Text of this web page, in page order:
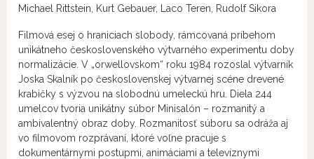
Michael Rittstein, Kurt Gebauer, Laco Teren, Rudolf Sikora
Filmová esej o hraniciach slobody, rámcovaná príbehom
unikátneho československého výtvarného experimentu doby
normalizácie. V „orwellovskom“ roku 1984 rozoslal výtvarník
Joska Skalník po československej výtvarnej scéne drevené
krabičky s výzvou na slobodnú umeleckú hru. Diela 244
umelcov tvoria unikátny súbor Minisalón – rozmanitý a
ambivalentný obraz doby. Rozmanitosť súboru sa odráža aj
vo filmovom rozprávaní, ktoré voľne pracuje s
dokumentárnymi postupmi, animáciami a televíznymi